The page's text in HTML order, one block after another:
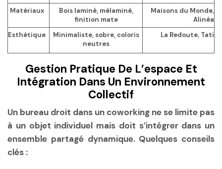
Matériaux
Bois laminé, mélaminé,
finition mate
Maisons du Monde,
Alinéa
Esthétique
Minimaliste, sobre, coloris
neutres
La Redoute, Tati
Gestion Pratique De L’espace Et
Intégration Dans Un Environnement
Collectif
Un bureau droit dans un coworking ne se limite pas
à un objet individuel mais doit s’intégrer dans un
ensemble partagé dynamique. Quelques conseils
clés :